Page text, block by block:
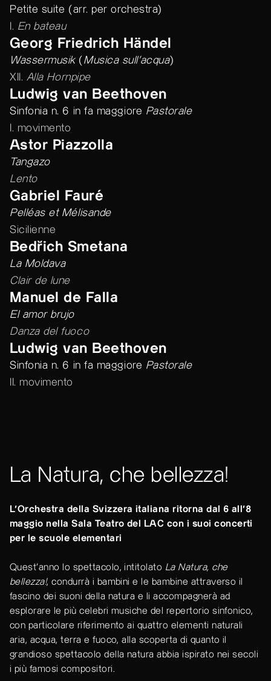
Petite suite (arr. per orchestra)
I. En bateau
Georg Friedrich Händel
Wassermusik( Musica sull’acqua)
XII. Alla Hornpipe
Ludwig van Beethoven
Sinfonia n. 6 in fa maggiore Pastorale
I. movimento
Astor Piazzolla
Tangazo
Lento
Gabriel Fauré
Pelléas et Mélisande
Sicilienne
Bedřich Smetana
La Moldava
Clair de lune
Manuel de Falla
El amor brujo
Danza del fuoco
Ludwig van Beethoven
Sinfonia n. 6 in fa maggiore Pastorale
II. movimento
La Natura, che bellezza!
L'Orchestra della Svizzera italiana ritorna dal 6 all'8
maggio nella Sala Teatro del LAC con i suoi concerti
per le scuole elementari
Quest’anno lo spettacolo, intitolato La Natura, che
bellezza!, condurrà i bambini e le bambine attraverso il
fascino dei suoni della natura e li accompagnerà ad
esplorare le più celebri musiche del repertorio sinfonico,
con particolare riferimento ai quattro elementi naturali
aria, acqua, terra e fuoco, alla scoperta di quanto il
grandioso spettacolo della natura abbia ispirato nei secoli
i più famosi compositori.